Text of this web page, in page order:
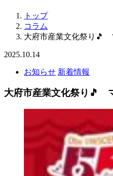
トップ
コラム
大府市産業文化祭り🎵
2025.10.14
お知らせ 新着情報
大府市産業文化祭り🎵